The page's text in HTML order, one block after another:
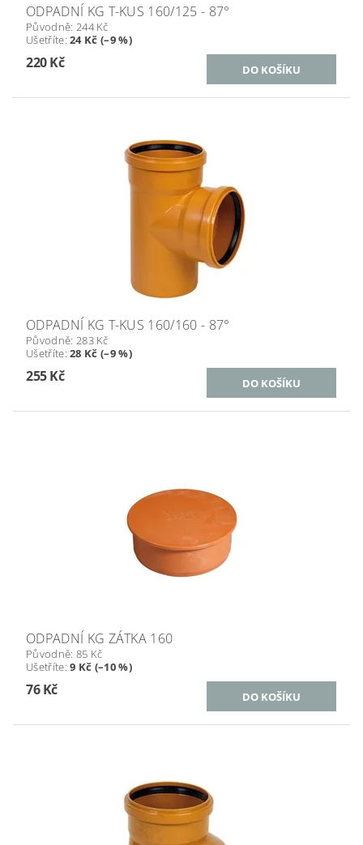
ODPADNÍ KG T-KUS 160/125 - 87°
Původně: 244 Kč
Ušetříte:24 Kč (–9 %)
220 Kč
ODPADNÍ KG T-KUS 160/160 - 87°
Původně: 283 Kč
Ušetříte:28 Kč (–9 %)
255 Kč
ODPADNÍ KG ZÁTKA 160
Původně: 85 Kč
Ušetříte:9 Kč (–10 %)
76 Kč